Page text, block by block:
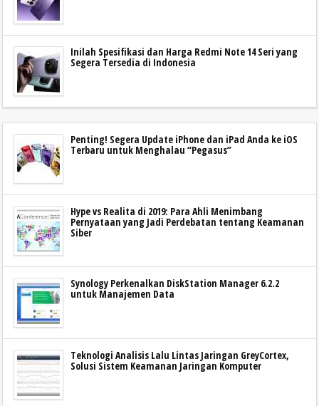
Inilah Spesifikasi dan Harga Redmi Note 14 Seri yang
Segera Tersedia di Indonesia
Penting! Segera Update iPhone dan iPad Anda ke iOS
Terbaru untuk Menghalau “Pegasus”
Hype vs Realita di 2019: Para Ahli Menimbang
Pernyataan yang Jadi Perdebatan tentang Keamanan
Siber
Synology Perkenalkan DiskStation Manager 6.2.2
untuk Manajemen Data
Teknologi Analisis Lalu Lintas Jaringan GreyCortex,
Solusi Sistem Keamanan Jaringan Komputer